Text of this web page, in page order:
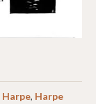
Harpe, Harpe